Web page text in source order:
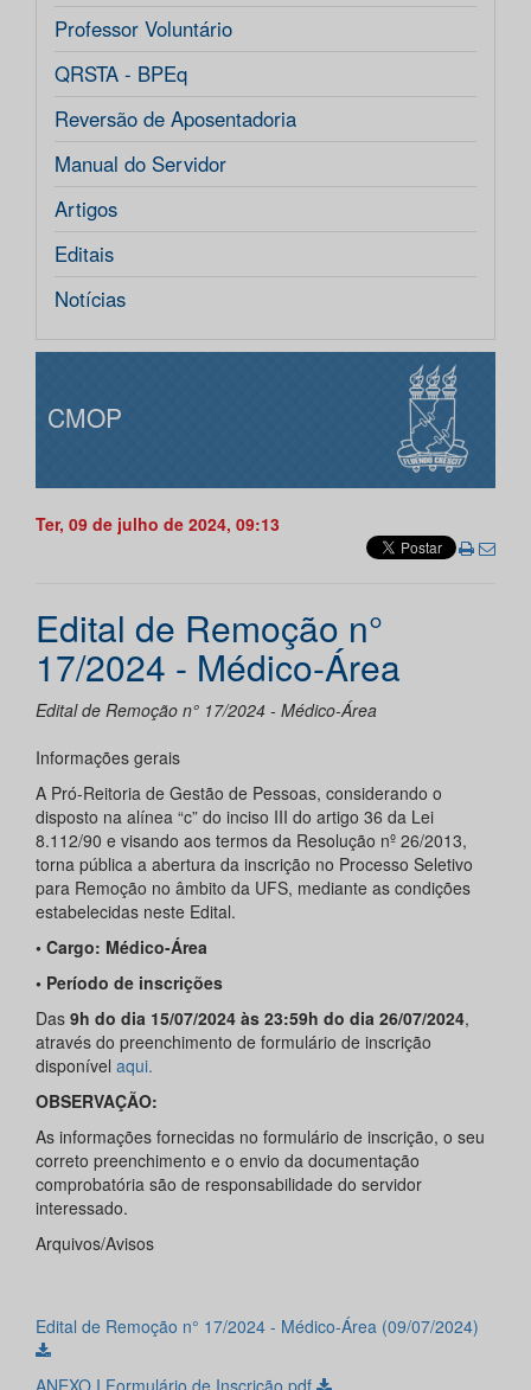
Professor Voluntário
QRSTA - BPEq
Reversão de Aposentadoria
Manual do Servidor
Artigos
Editais
Notícias
CMOP
Ter, 09 de julho de 2024, 09:13
Edital de Remoção n°
17/2024 - Médico-Área
Edital de Remoção n° 17/2024 - Médico-Área
Informações gerais
A Pró-Reitoria de Gestão de Pessoas, considerando o
disposto na alínea “c” do inciso III do artigo 36 da Lei
8.112/90 e visando aos termos da Resolução nº 26/2013,
torna pública a abertura da inscrição no Processo Seletivo
para Remoção no âmbito da UFS, mediante as condições
estabelecidas neste Edital.
• Cargo: Médico-Área
• Período de inscrições
Das 9h do dia 15/07/2024 às 23:59h do dia 26/07/2024,
através do preenchimento de formulário de inscrição
disponível aqui.
OBSERVAÇÃO:
As informações fornecidas no formulário de inscrição, o seu
correto preenchimento e o envio da documentação
comprobatória são de responsabilidade do servidor
interessado.
Arquivos/Avisos
Edital de Remoção n° 17/2024 - Médico-Área (09/07/2024)